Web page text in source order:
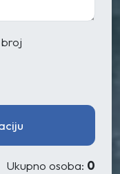
Ukupno osoba: 0